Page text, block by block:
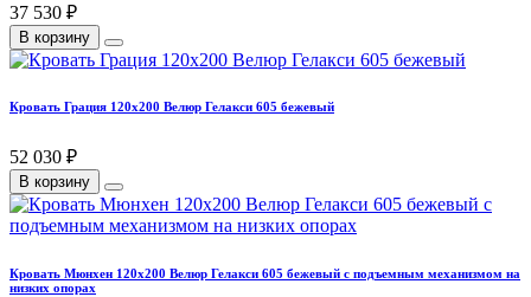
37 530 ₽
В корзину
Кровать Грация 120х200 Велюр Гелакси 605 бежевый
52 030 ₽
В корзину
Кровать Мюнхен 120х200 Велюр Гелакси 605 бежевый с подъемным механизмом на
низких опорах